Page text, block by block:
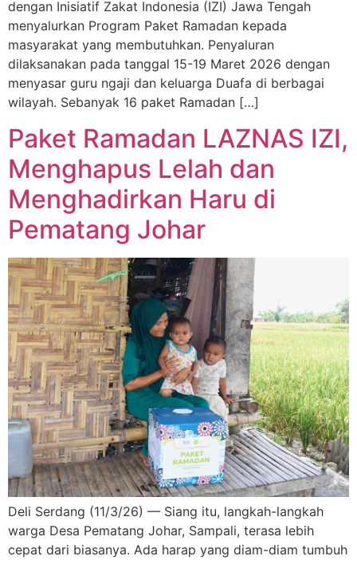
dengan Inisiatif Zakat Indonesia (IZI) Jawa Tengah
menyalurkan Program Paket Ramadan kepada
masyarakat yang membutuhkan. Penyaluran
dilaksanakan pada tanggal 15-19 Maret 2026 dengan
menyasar guru ngaji dan keluarga Duafa di berbagai
wilayah. Sebanyak 16 paket Ramadan […]
Paket Ramadan LAZNAS IZI,
Menghapus Lelah dan
Menghadirkan Haru di
Pematang Johar
Deli Serdang (11/3/26) — Siang itu, langkah-langkah
warga Desa Pematang Johar, Sampali, terasa lebih
cepat dari biasanya. Ada harap yang diam-diam tumbuh